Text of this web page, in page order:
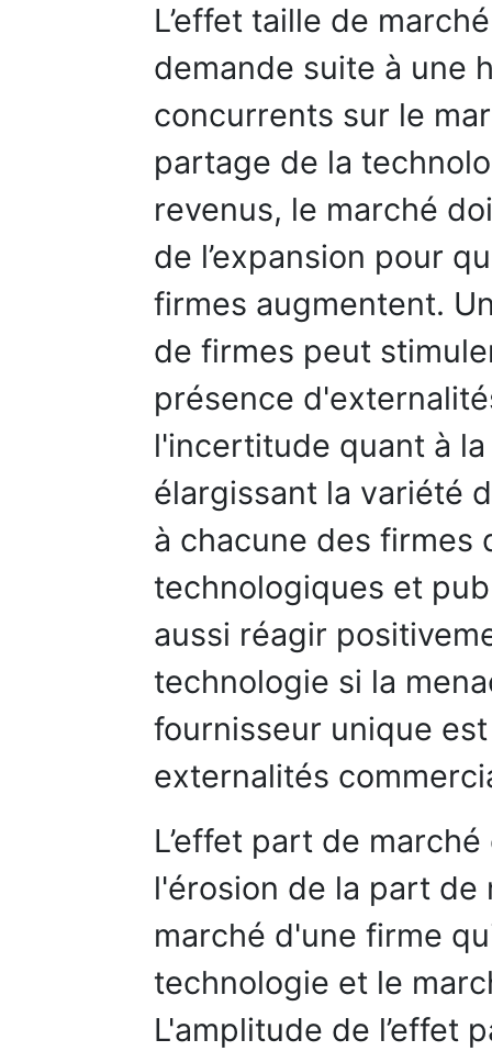
L’effet taille de
demande suite à une
concurrents sur le
partage de la
revenus, le marché
de l’expansion pour
firmes augmentent.
de firmes peut
présence
l'incertitude quant à
élargissant la variété
à chacune des firmes
technologiques et
aussi réagir
technologie si la
fournisseur unique
externalités
L’effet part de
l'érosion de la part
marché d'une firme
technologie et le
L'amplitude de l’effet